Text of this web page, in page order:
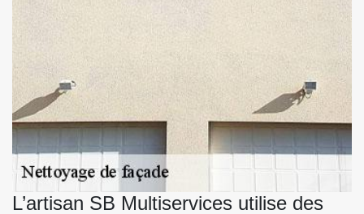
L’artisan SB Multiservices utilise des